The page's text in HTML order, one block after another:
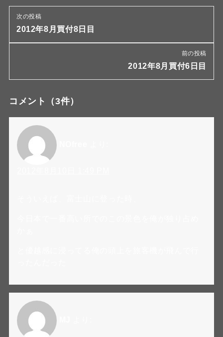
次の投稿
2012年8月買付8日目
前の投稿
2012年8月買付6日目
コメント （3件）